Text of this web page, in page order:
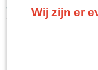
advanced cutWij zijn er